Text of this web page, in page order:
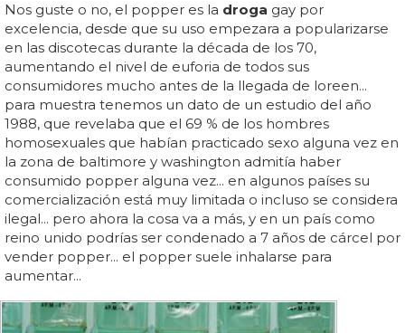
Nos guste o no, el popper es la droga gay por
excelencia, desde que su uso empezara a popularizarse
en las discotecas durante la década de los 70,
aumentando el nivel de euforia de todos sus
consumidores mucho antes de la llegada de loreen...
para muestra tenemos un dato de un estudio del año
1988, que revelaba que el 69 % de los hombres
homosexuales que habían practicado sexo alguna vez en
la zona de baltimore y washington admitía haber
consumido popper alguna vez... en algunos países su
comercialización está muy limitada o incluso se considera
ilegal... pero ahora la cosa va a más, y en un país como
reino unido podrías ser condenado a 7 años de cárcel por
vender popper... el popper suele inhalarse para
aumentar...